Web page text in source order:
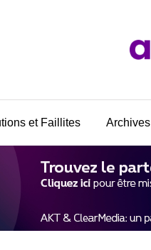
et Faillites Archives